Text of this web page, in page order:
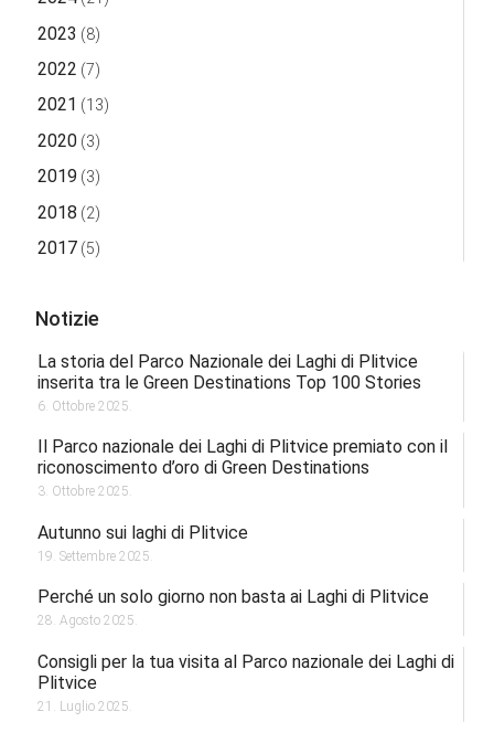
2023 (8)
2022 (7)
2021 (13)
2020(3)
2019 (3)
2018 (2)
2017(5)
Notizie
La storia del Parco Nazionale dei Laghi di Plitvice
inserita tra le Green Destinations Top 100 Stories
6. Ottobre 2025.
Il Parco nazionale dei Laghi di Plitvice premiato con il
riconoscimento d’oro di Green Destinations
3. Ottobre 2025.
Autunno sui laghi di Plitvice
19. Settembre 2025.
Perché un solo giorno non basta ai Laghi di Plitvice
28. Agosto 2025.
Consigli per la tua visita al Parco nazionale dei Laghi di
Plitvice
21. Luglio 2025.